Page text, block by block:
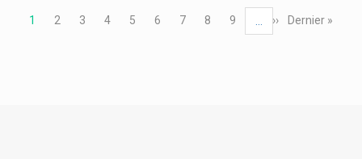
Page
1 Page
2 Page
3 Page
4 Page
5 Page
6 Page
7 Page
8 Page
9
Page
suivante
››
Dernière
Dernier »